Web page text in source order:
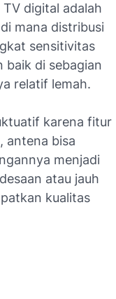
digital adalah
mana distribusi
sensitivitas
baik di sebagian
relatif lemah.
karena fitur
antena bisa
menjadi
atau jauh
kualitas